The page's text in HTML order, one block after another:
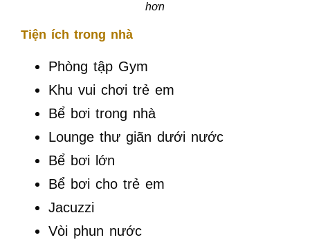
hơn
Tiện ích trong nhà
Phòng tập Gym
Khu vui chơi trẻ em
Bể bơi trong nhà
Lounge thư giãn dưới nước
Bể bơi lớn
Bể bơi cho trẻ em
Jacuzzi
Vòi phun nước